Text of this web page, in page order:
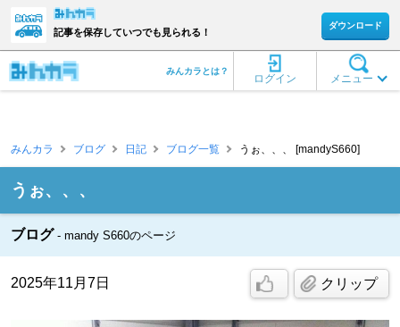
記事を保存していつでも見られる！
ダウンロード
メニュー
ログイン
みんカラとは？
みんカラ ブログ 日記 ブログ一覧 うぉ、、、 [mandyS660]
うぉ、、、
ブログ mandy S660のページ
2025年11月7日 クリップ